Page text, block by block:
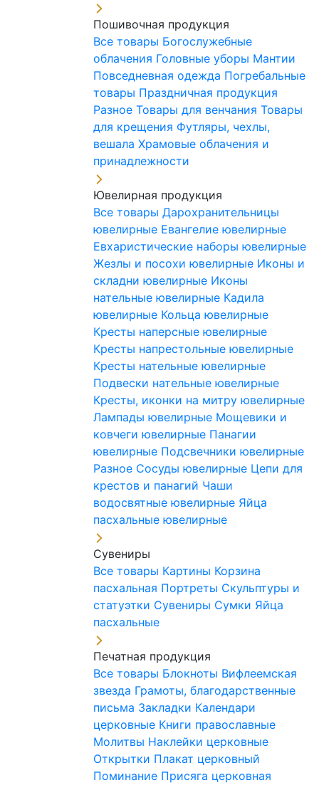
Пошивочная продукция
Все товары Богослужебные
облачения Головные уборы Мантии
Повседневная одежда Погребальные
товары Праздничная продукция
Разное Товары для венчания Товары
для крещения Футляры, чехлы,
вешала Храмовые облачения и
принадлежности
Ювелирная продукция
Все товары Дарохранительницы
ювелирные Евангелие ювелирные
Евхаристические наборы ювелирные
Жезлы и посохи ювелирные Иконы и
складни ювелирные Иконы
нательные ювелирные Кадила
ювелирные Кольца ювелирные
Кресты наперсные ювелирные
Кресты напрестольные ювелирные
Кресты нательные ювелирные
Подвески нательные ювелирные
Кресты, иконки на митру ювелирные
Лампады ювелирные Мощевики и
ковчеги ювелирные Панагии
ювелирные Подсвечники ювелирные
Разное Сосуды ювелирные Цепи для
крестов и панагий Чаши
водосвятные ювелирные Яйца
пасхальные ювелирные
Сувениры
Все товары Картины Корзина
пасхальная Портреты Скульптуры и
статуэтки Сувениры Сумки Яйца
пасхальные
Печатная продукция
Все товары Блокноты Вифлеемская
звезда Грамоты, благодарственные
письма Закладки Календари
церковные Книги православные
Молитвы Наклейки церковные
Открытки Плакат церковный
Поминание Присяга церковная